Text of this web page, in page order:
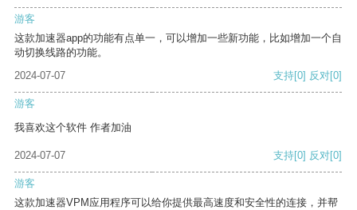
游客
这款加速器app的功能有点单一，可以增加一些新功能，比如增加一个自
动切换线路的功能。
2024-07-07
支持[0] 反对[0]
游客
我喜欢这个软件 作者加油
2024-07-07 支持[0] 反对[0]
游客
这款加速器VPM应用程序可以给你提供最高速度和安全性的连接，并帮